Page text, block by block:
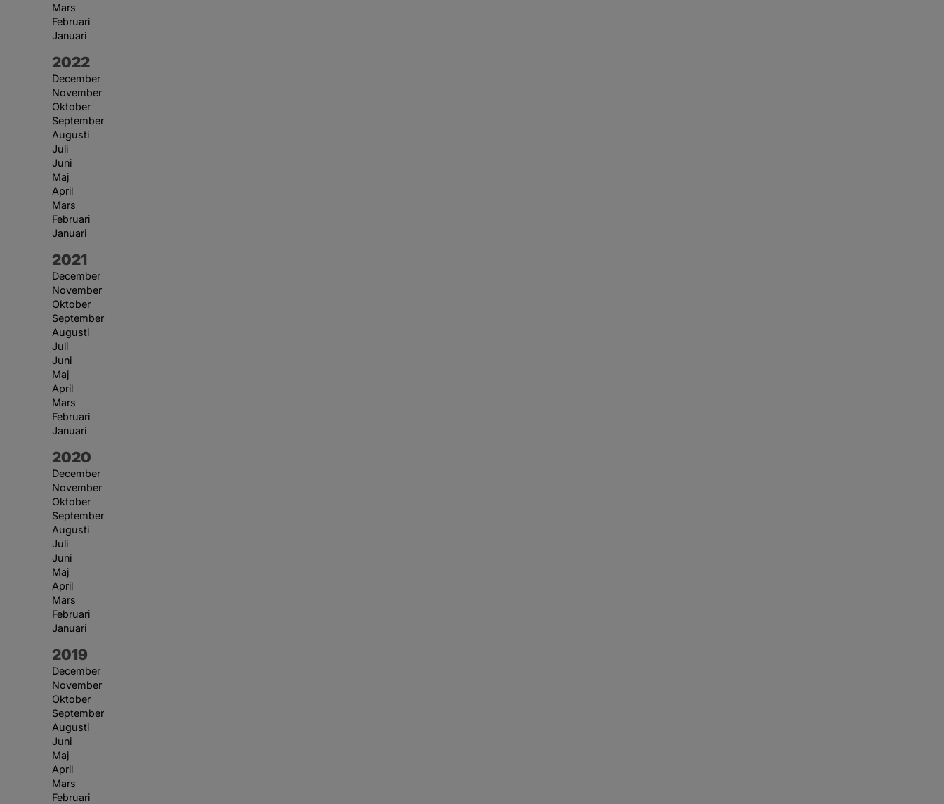
Mars
Februari
Januari
År:
2022
December
November
Oktober
September
Augusti
Juli
Juni
Maj
April
Mars
Februari
Januari
År:
2021
December
November
Oktober
September
Augusti
Juli
Juni
Maj
April
Mars
Februari
Januari
År:
2020
December
November
Oktober
September
Augusti
Juli
Juni
Maj
April
Mars
Februari
Januari
År:
2019
December
November
Oktober
September
Augusti
Juni
Maj
April
Mars
Februari